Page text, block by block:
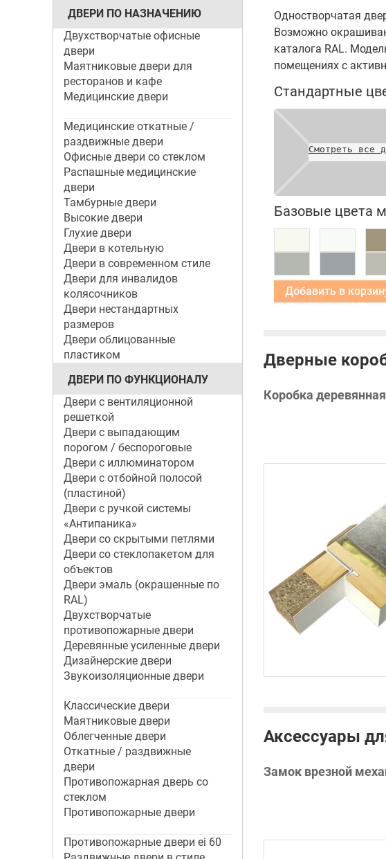
ДВЕРИ ПО НАЗНАЧЕНИЮ
Двухстворчатые офисные
двери
Маятниковые двери для
ресторанов и кафе
Медицинские двери
Медицинские откатные /
раздвижные двери
Офисные двери со стеклом
Распашные медицинские
двери
Тамбурные двери
Высокие двери
Глухие двери
Двери в котельную
Двери в современном стиле
Двери для инвалидов
колясочников
Двери нестандартных
размеров
Двери облицованные
пластиком
ДВЕРИ ПО ФУНКЦИОНАЛУ
Двери с вентиляционной
решеткой
Двери с выпадающим
порогом / беспороговые
Двери с иллюминатором
Двери с отбойной полосой
(пластиной)
Двери с ручкой системы
«Антипаника»
Двери со скрытыми петлями
Двери со стеклопакетом для
объектов
Двери эмаль (окрашенные по
RAL)
Двухстворчатые
противопожарные двери
Деревянные усиленные двери
Дизайнерские двери
Звукоизоляционные двери
Классические двери
Маятниковые двери
Облегченные двери
Откатные / раздвижные
двери
Противопожарная дверь со
стеклом
Противопожарные двери
Противопожарные двери ei 60
Одностворчатая
Возможно
каталога RAL.
помещениях с
Стандартные
Смотреть все
Базовые цвета
Добавить в
Дверные
Коробка
Аксессуары
Замок врезной